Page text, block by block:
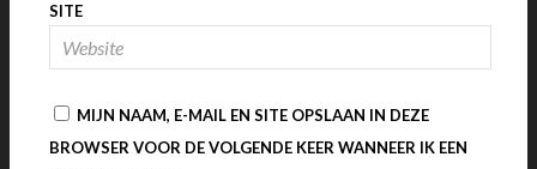
SITE
MIJN NAAM, E-MAIL EN SITE OPSLAAN IN DEZE
BROWSER VOOR DE VOLGENDE KEER WANNEER IK EEN